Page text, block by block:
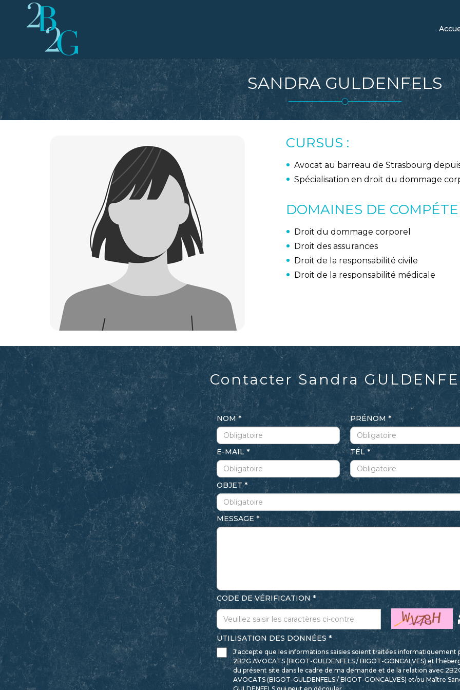
SANDRA GULDENFELS
CURSUS :
Avocat au barreau de Strasbourg
Spécialisation en droit du dommage
DOMAINES DE
Droit du dommage corporel
Droit des assurances
Droit de la responsabilité civile
Droit de la responsabilité médicale
Contacter Sandra
NOM PRÉNOM
E-MAIL TÉL
OBJET
MESSAGE
CODE DE VÉRIFICATION
UTILISATION DES DONNÉES
J'accepte que les informations saisies soient traitées informatiquement
2B2G AVOCATS (BIGOT-GULDENFELS / BIGOT-GONCALVES) et
du présent site dans le cadre de ma demande et de la relation avec
AVOCATS (BIGOT-GULDENFELS / BIGOT-GONCALVES) et/ou Maître
GULDENFELS qui peut en découler.